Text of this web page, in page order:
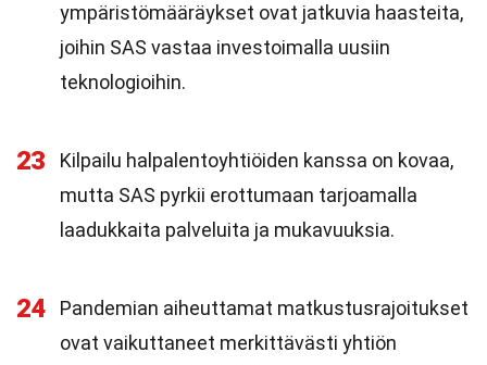
ympäristömääräykset ovat jatkuvia haasteita,
joihin SAS vastaa investoimalla uusiin
teknologioihin.
23
Kilpailu halpalentoyhtiöiden kanssa on kovaa,
mutta SAS pyrkii erottumaan tarjoamalla
laadukkaita palveluita ja mukavuuksia.
24
Pandemian aiheuttamat matkustusrajoitukset
ovat vaikuttaneet merkittävästi yhtiön